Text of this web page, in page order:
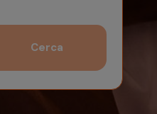
Ottobre 2026
Cerca